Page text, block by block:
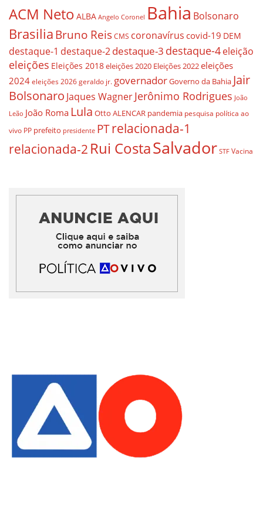
ACM Neto ALBA Angelo Coronel Bahia Bolsonaro
BrasiliaBruno ReisCMS coronavírus covid-19 DEM
destaque-1 destaque-2destaque-3 destaque-4eleição
eleições Eleições 2018eleições 2020 Eleições 2022eleições
2024 eleições 2026 geraldo jr. governadorGoverno da Bahia Jair
Bolsonaro Jaques WagnerJerônimo Rodrigues João
Leão João Roma Lula Otto ALENCAR pandemia pesquisa política ao
vivo PP prefeito presidente PTrelacionada-1
relacionada-2 Rui CostaSalvador STF Vacina